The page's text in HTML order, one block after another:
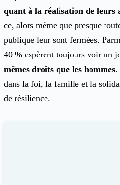
quant à la réalisation de leurs
ce, alors même que presque
publique leur sont fermées.
40 % espèrent toujours voir un
mêmes droits que les hommes.
dans la foi, la famille et la
de résilience.